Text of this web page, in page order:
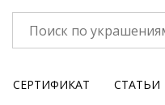
СЕРТИФИКАТ СТАТЬИ